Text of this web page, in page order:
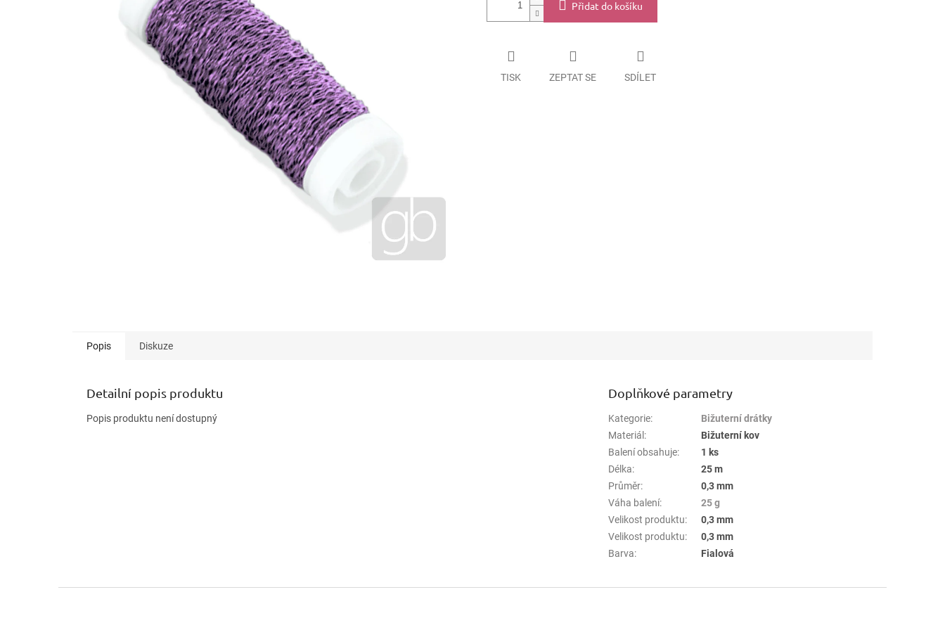
Přidat do košíku
TISK ZEPTAT SE SDÍLET
Popis Diskuze
Detailní popis produktu
Popis produktu není dostupný
Doplňkové parametry
Kategorie:
Bižuterní drátky
Materiál :
Bižuterní kov
Balení obsahuje:
1 ks
Délka:
25 m
Průměr:
0,3 mm
Váha balení:
25 g
Velikost produktu:
0,3 mm
Velikost produktu:
0,3 mm
Barva: Fialová